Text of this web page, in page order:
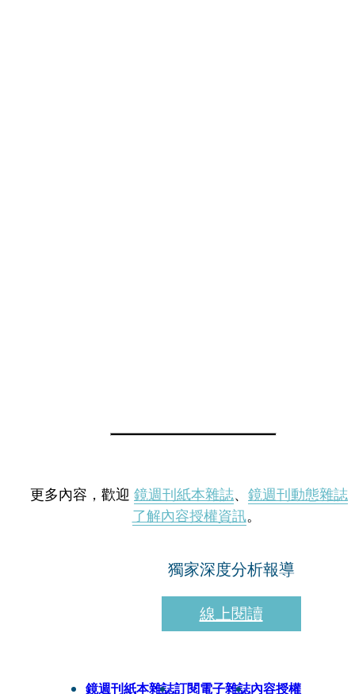
更多內容，歡迎 鏡週刊紙本雜誌、 鏡週刊動態雜誌
了解內容授權資訊。
獨家深度分析報導
線上閱讀
鏡週刊紙本雜誌訂閱電子雜誌內容授權